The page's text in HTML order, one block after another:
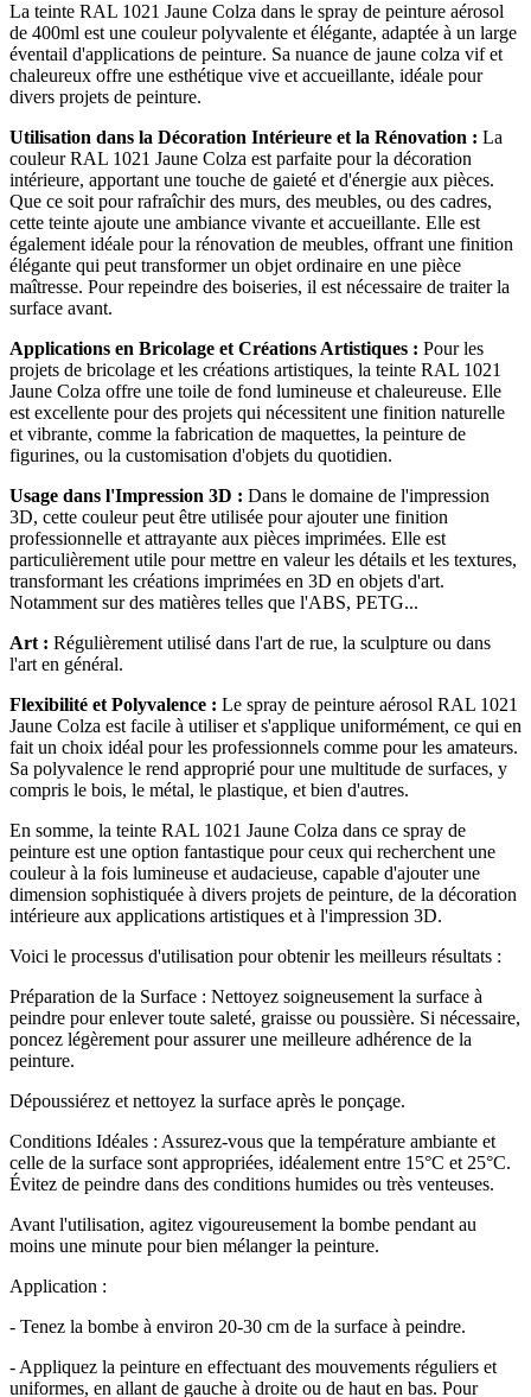
La teinte RAL 1021 Jaune Colza dans le spray de peinture aérosol
de 400ml est une couleur polyvalente et élégante, adaptée à un large
éventail d'applications de peinture. Sa nuance de jaune colza vif et
chaleureux offre une esthétique vive et accueillante, idéale pour
divers projets de peinture.
Utilisation dans la Décoration Intérieure et la Rénovation : La
couleur RAL 1021 Jaune Colza est parfaite pour la décoration
intérieure, apportant une touche de gaieté et d'énergie aux pièces.
Que ce soit pour rafraîchir des murs, des meubles, ou des cadres,
cette teinte ajoute une ambiance vivante et accueillante. Elle est
également idéale pour la rénovation de meubles, offrant une finition
élégante qui peut transformer un objet ordinaire en une pièce
maîtresse. Pour repeindre des boiseries, il est nécessaire de traiter la
surface avant.
Applications en Bricolage et Créations Artistiques : Pour les
projets de bricolage et les créations artistiques, la teinte RAL 1021
Jaune Colza offre une toile de fond lumineuse et chaleureuse. Elle
est excellente pour des projets qui nécessitent une finition naturelle
et vibrante, comme la fabrication de maquettes, la peinture de
figurines, ou la customisation d'objets du quotidien.
Usage dans l'Impression 3D : Dans le domaine de l'impression
3D, cette couleur peut être utilisée pour ajouter une finition
professionnelle et attrayante aux pièces imprimées. Elle est
particulièrement utile pour mettre en valeur les détails et les textures,
transformant les créations imprimées en 3D en objets d'art.
Notamment sur des matières telles que l'ABS, PETG...
Art : Régulièrement utilisé dans l'art de rue, la sculpture ou dans
l'art en général.
Flexibilité et Polyvalence : Le spray de peinture aérosol RAL 1021
Jaune Colza est facile à utiliser et s'applique uniformément, ce qui en
fait un choix idéal pour les professionnels comme pour les amateurs.
Sa polyvalence le rend approprié pour une multitude de surfaces, y
compris le bois, le métal, le plastique, et bien d'autres.
En somme, la teinte RAL 1021 Jaune Colza dans ce spray de
peinture est une option fantastique pour ceux qui recherchent une
couleur à la fois lumineuse et audacieuse, capable d'ajouter une
dimension sophistiquée à divers projets de peinture, de la décoration
intérieure aux applications artistiques et à l'impression 3D.
Voici le processus d'utilisation pour obtenir les meilleurs résultats :
Préparation de la Surface : Nettoyez soigneusement la surface à
peindre pour enlever toute saleté, graisse ou poussière. Si nécessaire,
poncez légèrement pour assurer une meilleure adhérence de la
peinture.
Dépoussiérez et nettoyez la surface après le ponçage.
Conditions Idéales : Assurez-vous que la température ambiante et
celle de la surface sont appropriées, idéalement entre 15°C et 25°C.
Évitez de peindre dans des conditions humides ou très venteuses.
Avant l'utilisation, agitez vigoureusement la bombe pendant au
moins une minute pour bien mélanger la peinture.
Application :
- Tenez la bombe à environ 20-30 cm de la surface à peindre.
- Appliquez la peinture en effectuant des mouvements réguliers et
uniformes, en allant de gauche à droite ou de haut en bas. Pour